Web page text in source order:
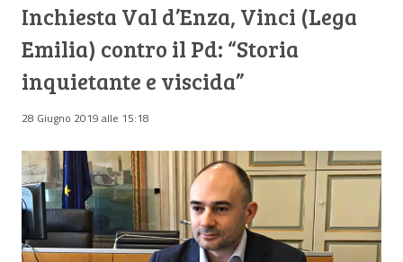
Inchiesta Val d’Enza, Vinci (Lega
Emilia) contro il Pd: “Storia
inquietante e viscida”
28 Giugno 2019 alle 15:18